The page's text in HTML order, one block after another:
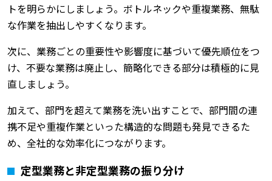
トを明らかにしましょう。ボトルネックや重複業務、無駄
な作業を抽出しやすくなります。
次に、業務ごとの重要性や影響度に基づいて優先順位をつ
け、不要な業務は廃止し、簡略化できる部分は積極的に見
直しましょう。
加えて、部門を超えて業務を洗い出すことで、部門間の連
携不足や重複作業といった構造的な問題も発見できるた
め、全社的な効率化につながります。
定型業務と非定型業務の振り分け